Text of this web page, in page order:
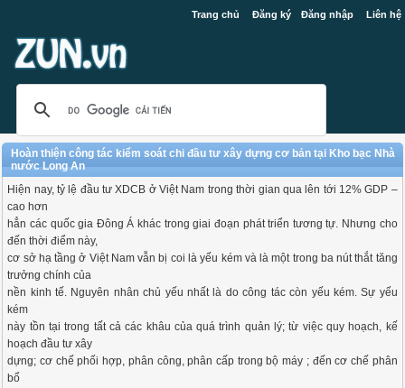
Trang chủ Đăng ký Đăng nhập Liên hệ
Hoàn thiện công tác kiểm soát chi đầu tư xây dựng cơ bản tại Kho bạc Nhà
nước Long An
Hiện nay, tỷ lệ đầu tư XDCB ở Việt Nam trong thời gian qua lên tới 12% GDP –
cao hơn
hẳn các quốc gia Đông Á khác trong giai đoạn phát triển tương tự. Nhưng cho
đến thời điểm này,
cơ sở hạ tầng ở Việt Nam vẫn bị coi là yếu kém và là một trong ba nút thắt tăng
trưởng chính của
nền kinh tế. Nguyên nhân chủ yếu nhất là do công tác còn yếu kém. Sự yếu
kém
này tồn tại trong tất cả các khâu của quá trình quản lý; từ việc quy hoạch, kế
hoạch đầu tư xây
dựng; cơ chế phối hợp, phân công, phân cấp trong bộ máy ; đến cơ chế phân
bổ